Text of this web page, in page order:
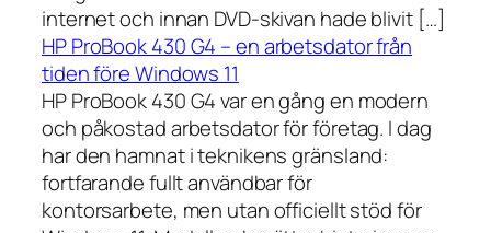
internet och innan DVD-skivan hade blivit […]
HP ProBook 430 G4 – en arbetsdator från
tiden före Windows 11
HP ProBook 430 G4 var en gång en modern
och påkostad arbetsdator för företag. I dag
har den hamnat i teknikens gränsland:
fortfarande fullt användbar för
kontorsarbete, men utan officiellt stöd för